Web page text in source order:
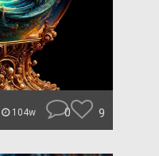
104w 0 9